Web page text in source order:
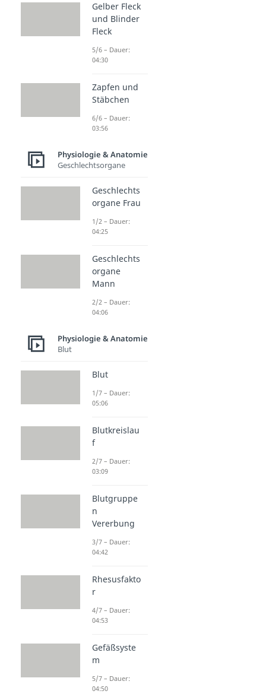
Gelber Fleck
und Blinder
Fleck
5/6 – Dauer:
04:30
Zapfen und
Stäbchen
6/6 – Dauer:
03:56
Physiologie & Anatomie
Geschlechtsorgane
Geschlechts
organe Frau
1/2 – Dauer:
04:25
Geschlechts
organe
Mann
2/2 – Dauer:
04:06
Physiologie & Anatomie
Blut
Blut
1/7 – Dauer:
05:06
Blutkreislau
f
2/7 – Dauer:
03:09
Blutgruppe
n
Vererbung
3/7 – Dauer:
04:42
Rhesusfakto
r
4/7 – Dauer:
04:53
Gefäßsyste
m
5/7 – Dauer:
04:50